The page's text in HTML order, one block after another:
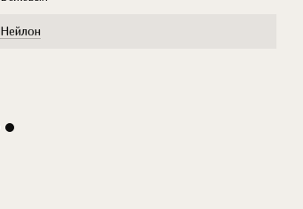
Нейлон